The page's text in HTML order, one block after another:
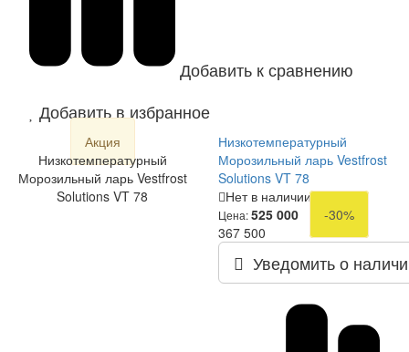
Добавить к сравнению
Добавить в избранное
Акция
Низкотемпературный
Морозильный ларь Vestfrost
Solutions VT 78
Низкотемпературный
Морозильный ларь Vestfrost
Solutions VT 78
Нет в наличии
Цена:525 000
-30%
367 500
Уведомить о